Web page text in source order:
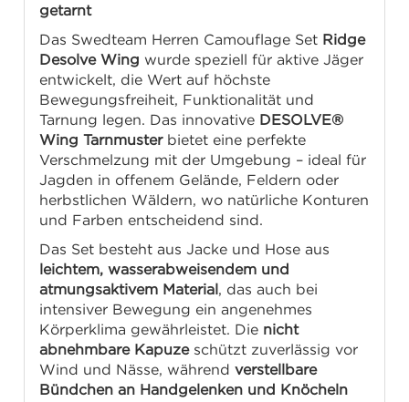
getarnt
Das Swedteam Herren Camouflage Set Ridge
Desolve Wing wurde speziell für aktive Jäger
entwickelt, die Wert auf höchste
Bewegungsfreiheit, Funktionalität und
Tarnung legen. Das innovative DESOLVE®
Wing Tarnmusterbietet eine perfekte
Verschmelzung mit der Umgebung – ideal für
Jagden in offenem Gelände, Feldern oder
herbstlichen Wäldern, wo natürliche Konturen
und Farben entscheidend sind.
Das Set besteht aus Jacke und Hose aus
leichtem, wasserabweisendem und
atmungsaktivem Material, das auch bei
intensiver Bewegung ein angenehmes
Körperklima gewährleistet. Die nicht
abnehmbare Kapuzeschützt zuverlässig vor
Wind und Nässe, währendverstellbare
Bündchen an Handgelenken und Knöcheln